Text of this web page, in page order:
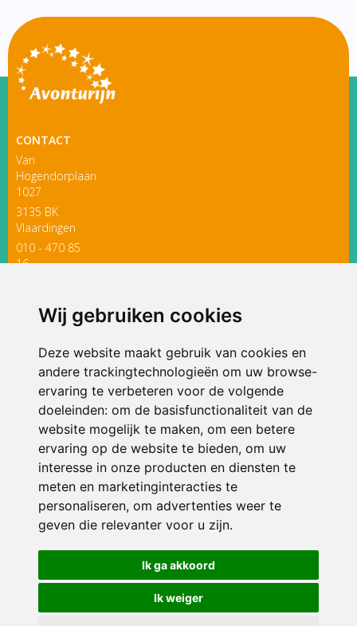
Wij gebruiken cookies
Deze website maakt gebruik van cookies en
andere trackingtechnologieën om uw browse-
ervaring te verbeteren voor de volgende
doeleinden: om de basisfunctionaliteit van de
website mogelijk te maken, om een betere
ervaring op de website te bieden, om uw
interesse in onze producten en diensten te
meten en marketinginteracties te
personaliseren, om advertenties weer te
geven die relevanter voor u zijn.
Ik ga akkoord
Ik weiger
CONTACT
Van
Hogendorplaan
1027
3135 BK
Vlaardingen
010 - 470 85
16
ONDERDEEL VAN
© 2026 Avonturijn | Alle rechten voorbehouden
Privacy policy|Disclaimer| Klachtenregeling|RSIN en Anbi
voorkeuren
Crealisatie The MindOffice